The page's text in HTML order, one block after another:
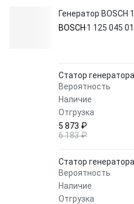
Генератор BOSCH
BOSCH 1 125 045
Статор генератора
Вероятность
Наличие
Отгрузка
5 873 ₽
6 183 ₽
Статор генератора
Вероятность
Наличие
Отгрузка